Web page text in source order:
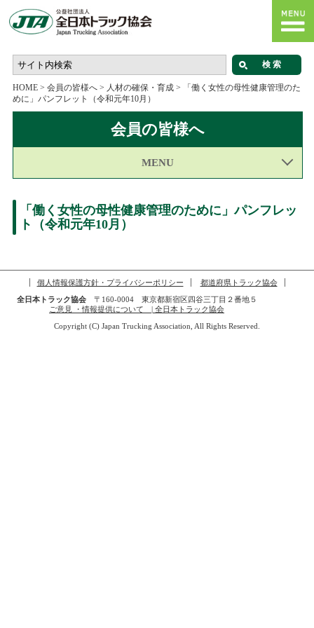
HOME> 会員の皆様へ> 人材の確保・育成>
「働く女性の母性健康管理のた
めに」パンフレット（令和元年10月）
会員の皆様へ
MENU
「働く女性の母性健康管理のために」パンフレッ
ト（令和元年10月）
個人情報保護方針・プライバシーポリシー
都道府県トラック協会
全日本トラック協会〒160-0004 東京都新宿区四谷三丁目２番地５
ご意見 ・情報提供について | 全日本トラック協会
Copyright (C) Japan Trucking Association, All Rights Reserved.